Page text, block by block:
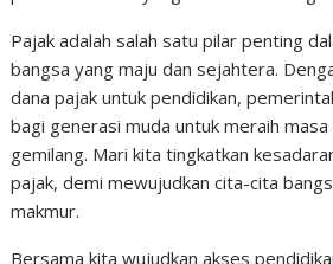
Pajak adalah salah satu pilar penting
bangsa yang maju dan sejahtera.
dana pajak untuk pendidikan,
bagi generasi muda untuk meraih
gemilang. Mari kita tingkatkan
pajak, demi mewujudkan cita-cita
makmur.
Bersama kita wujudkan akses